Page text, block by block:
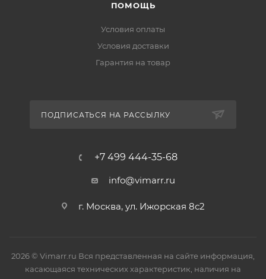
ПОМОЩЬ
Условия оплаты
Условия доставки
Гарантия на товар
ПОДПИСАТЬСЯ НА РАССЫЛКУ
+7 499 444-35-68
info@vimarr.ru
г. Москва, ул. Ижорская 8с2
2026 © Vimarr.ru Вся представленная на сайте информация,
касающаяся технических характеристик, наличия на